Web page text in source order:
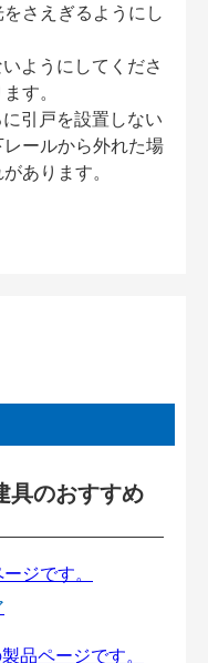
さえぎるようにし
ようにしてくださ
す。
引戸を設置しない
ールから外れた場
あります。
具のおすすめ